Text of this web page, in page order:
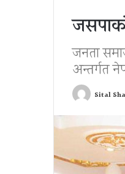
जनता
अन्तर्गत
Sital